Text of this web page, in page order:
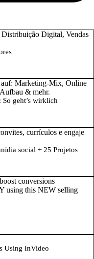
geht’s wirklich
social + 25 Projetos
Using InVideo